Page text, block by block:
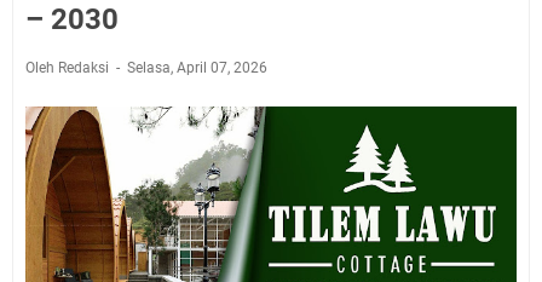
– 2030
Oleh Redaksi Selasa, April 07, 2026